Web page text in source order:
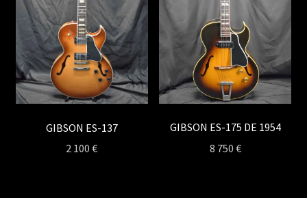
GIBSON ES-137
2 100€
GIBSON ES-175 DE 1954
8 750 €